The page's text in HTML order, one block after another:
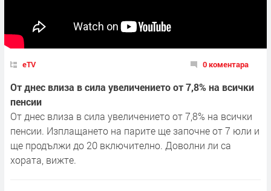
eTV 0 коментара
От днес влиза в сила увеличението от 7,8% на всички
пенсии
От днес влиза в сила увеличението от 7,8% на всички
пенсии. Изплащането на парите ще започне от 7 юли и
ще продължи до 20 включително. Доволни ли са
хората, вижте.